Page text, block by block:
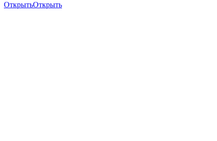
ОткрытьОткрыть